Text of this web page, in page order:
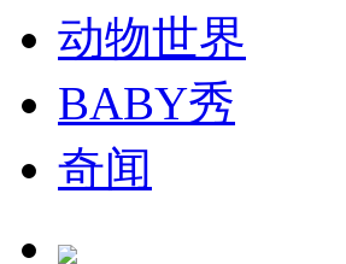
司机酒驾遇交警 急速倒车逃窜
动物世界
BABY秀
奇闻